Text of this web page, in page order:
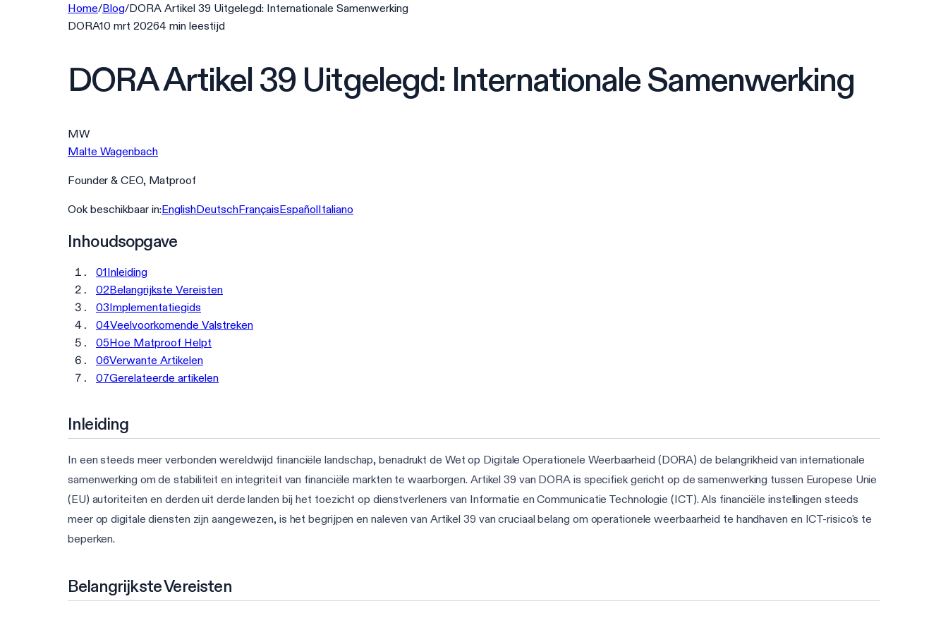
Home/Blog/DORA Artikel 39 Uitgelegd: Internationale Samenwerking
DORA10 mrt 20264 min leestijd
DORA Artikel 39 Uitgelegd: Internationale Samenwerking
MW
Malte Wagenbach
Founder & CEO, Matproof
Ook beschikbaar in:EnglishDeutschFrançaisEspañolItaliano
Inhoudsopgave
01Inleiding
02Belangrijkste Vereisten
03Implementatiegids
04Veelvoorkomende Valstreken
05Hoe Matproof Helpt
06Verwante Artikelen
07Gerelateerde artikelen
Inleiding
In een steeds meer verbonden wereldwijd financiële landschap, benadrukt de Wet op Digitale Operationele Weerbaarheid (DORA) de belangrikheid van internationale
samenwerking om de stabiliteit en integriteit van financiële markten te waarborgen. Artikel 39 van DORA is specifiek gericht op de samenwerking tussen Europese Unie
(EU) autoriteiten en derden uit derde landen bij het toezicht op dienstverleners van Informatie en Communicatie Technologie (ICT). Als financiële instellingen steeds
meer op digitale diensten zijn aangewezen, is het begrijpen en naleven van Artikel 39 van cruciaal belang om operationele weerbaarheid te handhaven en ICT-risico's te
beperken.
Belangrijkste Vereisten